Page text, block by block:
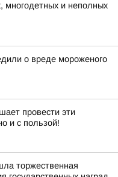
многодетных и неполных
о вреде мороженого
провести эти
и с пользой!
торжественная